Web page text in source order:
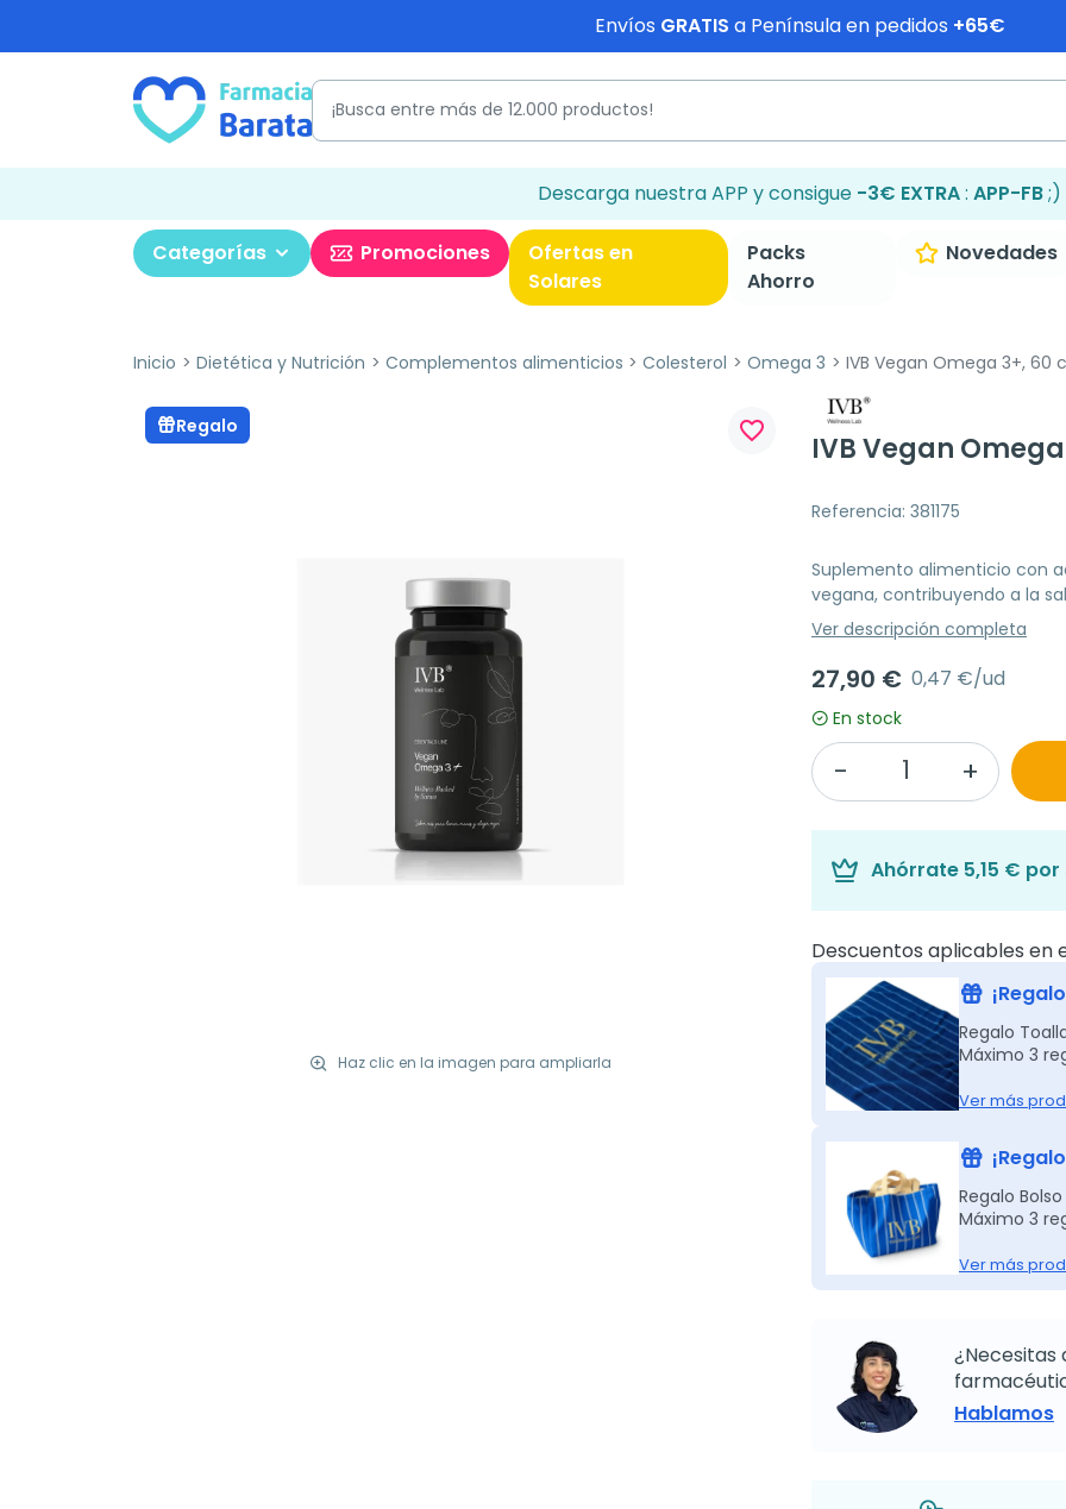
Envíos GRATIS a Península en pedidos +65€
Descarga nuestra APP y consigue -3€ EXTRA: APP-FB;)
Categorías Promociones
Ofertas en
Solares
Packs
Ahorro
Novedades
Inicio Dietética y Nutrición Complementos alimenticios Colesterol Omega 3 IVB Vegan Omega 3+, 60
Regalo
Haz clic en la imagen para ampliarla
favorite_border
IVB Vegan
Referencia: 381175
Suplemento alimenticio con
vegana, contribuyendo a la
Ver descripción completa
27,90 € 0,47 €/ud
En stock
Ahórrate 5,15 € por
Descuentos aplicables en
Regalo
Máximo 3
Ver más
Regalo
Máximo 3
Ver más
¿Necesitas
Hablamos